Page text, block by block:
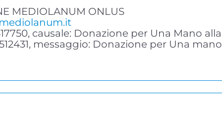
MEDIOLANUM ONLUS
causale: Donazione per Una Mano
messaggio: Donazione per Una